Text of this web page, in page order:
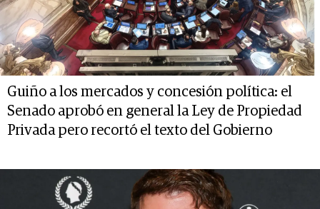
Guiño a los mercados y concesión política: el
Senado aprobó en general la Ley de Propiedad
Privada pero recortó el texto del Gobierno